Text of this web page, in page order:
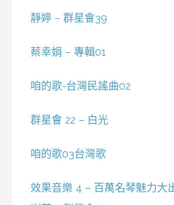
靜婷 – 群星會39
蔡幸娟 – 專輯01
咱的歌-台灣民謠曲02
群星會 22 – 白光
咱的歌03台灣歌
效果音樂 4 – 百萬名琴魅力大